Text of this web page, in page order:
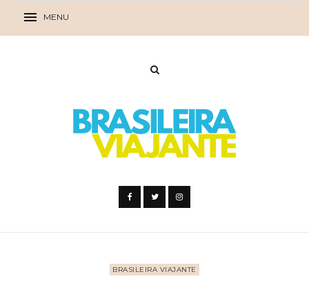
BRASILEIRA VIAJANTE